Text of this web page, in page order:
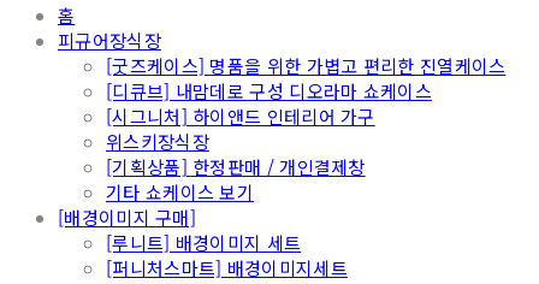
홈
피규어장식장
[굿즈케이스] 명품을 위한 가볍고 편리한 진열케이스
[디큐브] 내맘데로 구성 디오라마 쇼케이스
[시그니처] 하이앤드 인테리어 가구
위스키장식장
[기획상품] 한정판매 / 개인결제창
기타 쇼케이스 보기
[배경이미지 구매]
[루니트] 배경이미지 세트
[퍼니처스마트] 배경이미지세트